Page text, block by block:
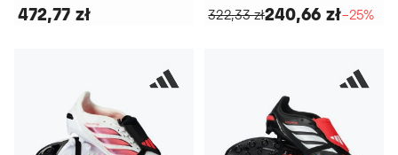
472,77 zł
322,33 zł240,66 zł−25%